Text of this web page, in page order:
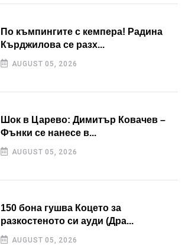
По къмпингите с кемпера! Радина
Кърджилова се разх...
AUGUST 05, 2026
Шок в Царево: Димитър Ковачев –
Фънки се нанесе в...
AUGUST 05, 2026
150 бона гушва Коцето за
разкостеното си ауди (Дра...
AUGUST 05, 2026